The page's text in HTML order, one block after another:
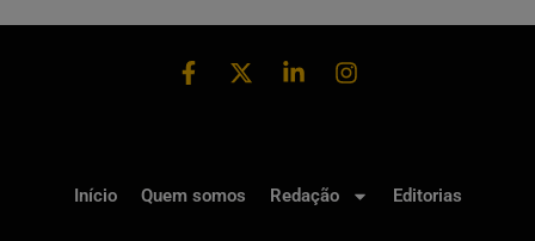
Início Quem somos Redação Editorias